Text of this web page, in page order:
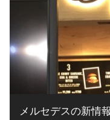
メルセデスの新情